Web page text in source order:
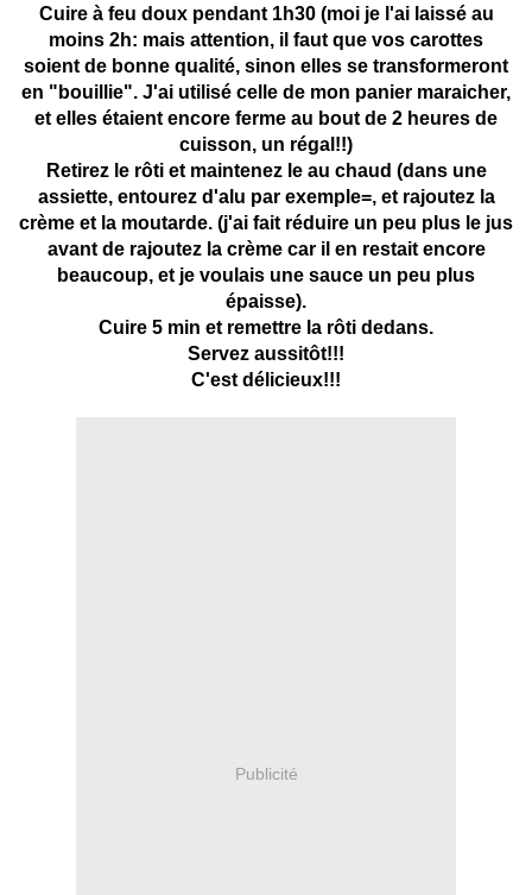
Cuire à feu doux pendant 1h30 (moi je l'ai laissé au
moins 2h: mais attention, il faut que vos carottes
soient de bonne qualité, sinon elles se transformeront
en "bouillie". J'ai utilisé celle de mon panier maraicher,
et elles étaient encore ferme au bout de 2 heures de
cuisson, un régal!!)
Retirez le rôti et maintenez le au chaud (dans une
assiette, entourez d'alu par exemple=, et rajoutez la
crème et la moutarde. (j'ai fait réduire un peu plus le jus
avant de rajoutez la crème car il en restait encore
beaucoup, et je voulais une sauce un peu plus
épaisse).
Cuire 5 min et remettre la rôti dedans.
Servez aussitôt!!!
C'est délicieux!!!
Publicité